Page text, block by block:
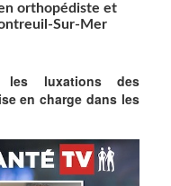
orthopédiste et
Sur-Mer
les luxations des
en charge dans les